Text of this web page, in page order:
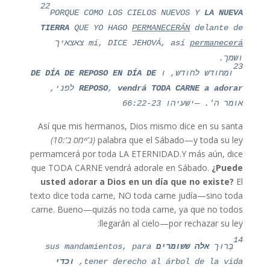
22
PORQUE COMO LOS CIELOS NUEVOS YLA NUEVA
TIERRA QUE YO HAGOPERMANECERÁNdelante de
mí, DICE JEHOVÁ, asípermanecerá
צאצאיך
ושמך.
23
ומחודש לחודש, ו
DE DÍA DE REPOSO EN DÍA DE
REPOSO, vendrá TODA CARNE a adorar
לפני,
אומר ה'. —ישעיהו 66:22-23
Así que mis hermanos, Dios mismo dice en su santa
palabra que el Sábado—y toda su ley (ג'יימס ב':10)
permamcerá por toda LA ETERNIDAD.Y más aún, dice
que TODA CARNE vendrá adorale en Sábado. ¿Puede
usted adorar a Dios en un día que no existe? El
texto dice toda carne, NO toda carne judía—sino toda
carne. Bueno—quizás no toda carne, ya que no todos
llegarán al cielo—por rechazar su ley:
14
בָּרוּךאלה ששומרים sus mandamientos, para
tener derecho al árbol de la vida,
וכדי